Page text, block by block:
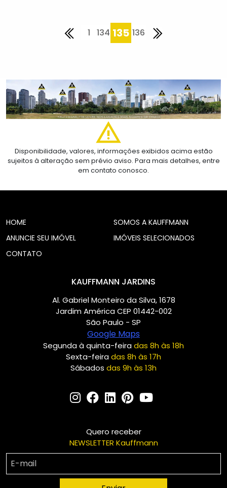
1 134 135 136
Disponibilidade, valores, informações exibidos acima estão
sujeitos à alteração sem prévio aviso. Para mais detalhes, entre
em contato conosco.
HOME
SOMOS A KAUFFMANN
ANUNCIE SEU IMÓVEL
IMÓVEIS SELECIONADOS
CONTATO
KAUFFMANN JARDINS
Al. Gabriel Monteiro da Silva, 1678
Jardim América CEP 01442-002
São Paulo - SP
Google Maps
Segunda à quinta-feiradas 8h às 18h
Sexta-feiradas 8h às 17h
Sábados das 9h às 13h
Quero receber
NEWSLETTER Kauffmann